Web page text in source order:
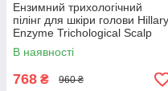
Ензимний трихологічний
пілінг для шкіри голови Hillary
Enzyme Trichological Scalp
Peel , 120 мл
В наявності
768 ₴ 960 ₴